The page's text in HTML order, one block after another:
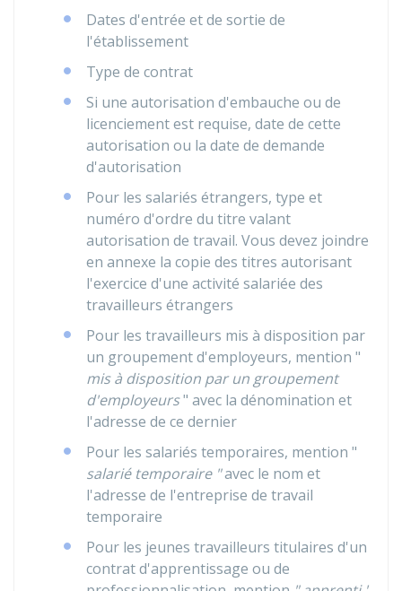
Dates d'entrée et de sortie de
l'établissement
Type de contrat
Si une autorisation d'embauche ou de
licenciement est requise, date de cette
autorisation ou la date de demande
d'autorisation
Pour les salariés étrangers, type et
numéro d'ordre du titre valant
autorisation de travail. Vous devez joindre
en annexe la copie des titres autorisant
l'exercice d'une activité salariée des
travailleurs étrangers
Pour les travailleurs mis à disposition par
un groupement d'employeurs, mention "
mis à disposition par un groupement
d'employeurs" avec la dénomination et
l'adresse de ce dernier
Pour les salariés temporaires, mention "
salarié temporaire "avec le nom et
l'adresse de l'entreprise de travail
temporaire
Pour les jeunes travailleurs titulaires d'un
contrat d'apprentissage ou de